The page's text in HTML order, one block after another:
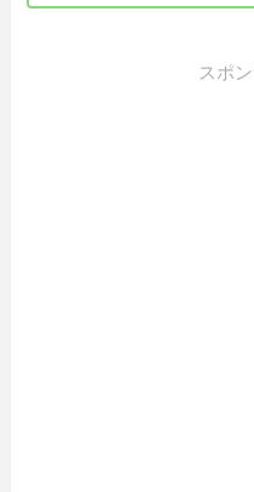
スポ